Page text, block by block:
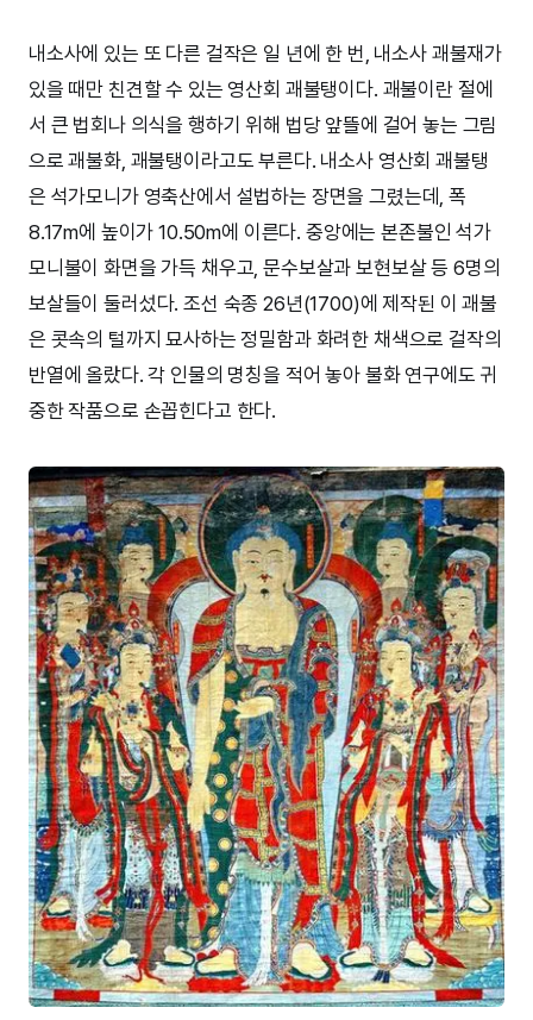
내소사에 있는 또 다른 걸작은 일 년에 한 번, 내소사 괘불재가
있을 때만 친견할 수 있는 영산회 괘불탱이다. 괘불이란 절에
서 큰 법회나 의식을 행하기 위해 법당 앞뜰에 걸어 놓는 그림
으로 괘불화, 괘불탱이라고도 부른다. 내소사 영산회 괘불탱
은 석가모니가 영축산에서 설법하는 장면을 그렸는데, 폭
8.17m에 높이가 10.50m에 이른다. 중앙에는 본존불인 석가
모니불이 화면을 가득 채우고, 문수보살과 보현보살 등 6명의
보살들이 둘러섰다. 조선 숙종 26년(1700)에 제작된 이 괘불
은 콧속의 털까지 묘사하는 정밀함과 화려한 채색으로 걸작의
반열에 올랐다. 각 인물의 명칭을 적어 놓아 불화 연구에도 귀
중한 작품으로 손꼽힌다고 한다.